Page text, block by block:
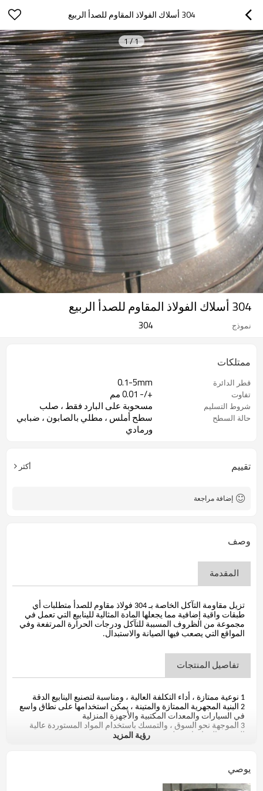
304 أسلاك الفولاذ المقاوم للصدأ الربيع
1
/
1
304 أسلاك الفولاذ المقاوم للصدأ الربيع
نموذج 304
ممتلكات
قطر الدائرة 0.1-5mm
تفاوت +/- 0.01 مم
شروط التسليم مسحوبة على البارد فقط ، صلب
حالة السطح
سطح أملس ، مطلي بالصابون ، ضبابي
ورمادي
تقييم أكثر
إضافة مراجعة
وصف
المقدمة
تزيل مقاومة التآكل الخاصة بـ 304 فولاذ مقاوم للصدأ متطلبات أي
طبقات واقية إضافية مما يجعلها المادة المثالية للينابيع التي تعمل في
مجموعة من الظروف المسببة للتآكل ودرجات الحرارة المرتفعة وفي
المواقع التي يصعب فيها الصيانة والاستبدال.
تفاصيل المنتجات
1 نوعية ممتازة ، أداء التكلفة العالية ، ومناسبة لتصنيع الينابيع الدقة
2 البنية المجهرية الممتازة والمتينة ، يمكن استخدامها على نطاق واسع
في السيارات والمعدات المكتبية والأجهزة المنزلية
3 الموجهة نحو السوق ، والتمسك باستخدام المواد المستوردة عالية
مشرق
رؤية المزيد
يوصي